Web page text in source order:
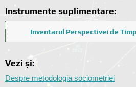
Instrumente suplimentare:
Inventarul Perspectivei de
Vezi și:
Despre metodologia sociometriei